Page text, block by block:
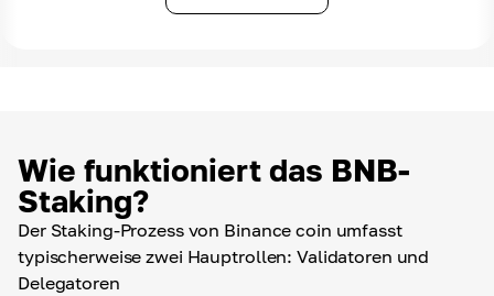
Wie funktioniert das BNB-
Staking?
Der Staking-Prozess von Binance coin umfasst
typischerweise zwei Hauptrollen: Validatoren und
Delegatoren